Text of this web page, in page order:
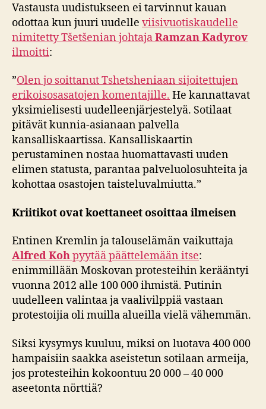
Vastausta uudistukseen ei tarvinnut kauan
odottaa kun juuri uudelle viisivuotiskaudelle
nimitetty Tšetšenian johtajaRamzan Kadyrov
ilmoitti:
”Olen jo soittanut Tshetsheniaan sijoitettujen
erikoisosasatojen komentajille. He kannattavat
yksimielisesti uudelleenjärjestelyä. Sotilaat
pitävät kunnia-asianaan palvella
kansalliskaartissa. Kansalliskaartin
perustaminen nostaa huomattavasti uuden
elimen statusta, parantaa palveluolosuhteita ja
kohottaa osastojen taisteluvalmiutta.”
Kriitikot ovat koettaneet osoittaa ilmeisen
Entinen Kremlin ja talouselämän vaikuttaja
Alfred Kohpyytää päättelemään itse:
enimmillään Moskovan protesteihin kerääntyi
vuonna 2012 alle 100 000 ihmistä. Putinin
uudelleen valintaa ja vaalivilppiä vastaan
protestoijia oli muilla alueilla vielä vähemmän.
Siksi kysymys kuuluu, miksi on luotava 400 000
hampaisiin saakka aseistetun sotilaan armeija,
jos protesteihin kokoontuu 20 000 – 40 000
aseetonta nörttiä?